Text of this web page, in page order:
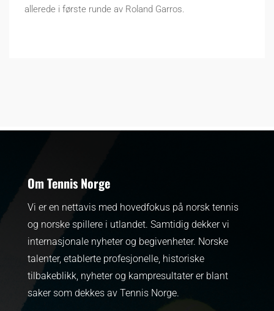
allerede i første runde av Roland Garros.
Om Tennis Norge
Vi er en nettavis med hovedfokus på norsk tennis
og norske spillere i utlandet. Samtidig dekker vi
internasjonale nyheter og begivenheter. Norske
talenter, etablerte profesjonelle, historiske
tilbakeblikk, nyheter og kampresultater er blant
saker som dekkes av Tennis Norge.